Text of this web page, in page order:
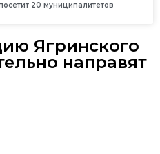
20 муниципалитетов
Ягринского
направят